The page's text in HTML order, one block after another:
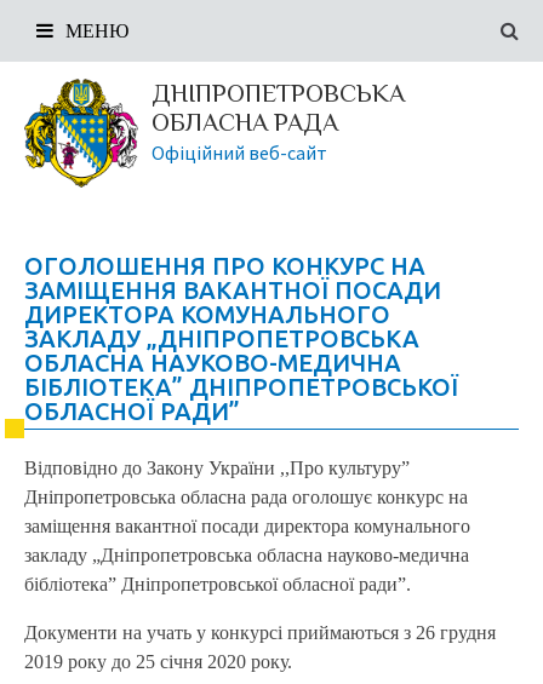
ДНІПРОПЕТРОВСЬКА
ОБЛАСНА РАДА
Офіційний веб-сайт
МЕНЮ
ОГОЛОШЕННЯ ПРО КОНКУРС НА
ЗАМІЩЕННЯ ВАКАНТНОЇ ПОСАДИ
ДИРЕКТОРА КОМУНАЛЬНОГО
ЗАКЛАДУ „ДНІПРОПЕТРОВСЬКА
ОБЛАСНА НАУКОВО-МЕДИЧНА
БІБЛІОТЕКА” ДНІПРОПЕТРОВСЬКОЇ
ОБЛАСНОЇ РАДИ”
Відповідно до Закону України ,,Про культуру”
Дніпропетровська обласна рада оголошує конкурс на
заміщення вакантної посади директора комунального
закладу „Дніпропетровська обласна науково-медична
бібліотека” Дніпропетровської обласної ради”.
Документи на учать у конкурсі приймаються з 26 грудня
2019 року до 25 січня 2020 року.